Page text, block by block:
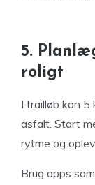
5.
roligt
I trailløb kan 5
asfalt. Start
rytme og
Brug apps